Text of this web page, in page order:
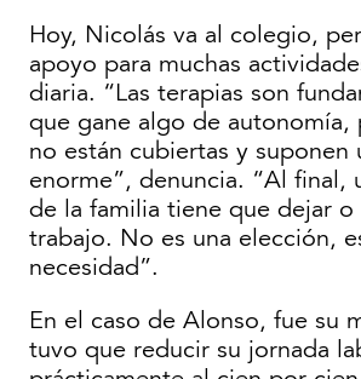
Hoy, Nicolás va al colegio,
apoyo para muchas
diaria. “Las terapias son
que gane algo de autonomía,
no están cubiertas y suponen
enorme”, denuncia. “Al final,
de la familia tiene que dejar o
trabajo. No es una elección,
necesidad”.
En el caso de Alonso, fue su
tuvo que reducir su jornada